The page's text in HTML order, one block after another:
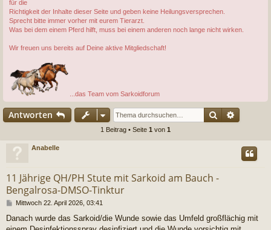
für die
Richtigkeit der Inhalte dieser Seite und geben keine Heilungsversprechen.
Sprecht bitte immer vorher mit eurem Tierarzt.
Was bei dem einem Pferd hilft, muss bei einem anderen noch lange nicht wirken.
Wir freuen uns bereits auf Deine aktive Mitgliedschaft!
...das Team vom Sarkoidforum
Antworten Suche
1 Beitrag • Seite 1 von 1
Anabelle
11 Jährige QH/PH Stute mit Sarkoid am Bauch -
Bengalrosa-DMSO-Tinktur
B
i
Mittwoch 22. April 2026, 03:41
Danach wurde das Sarkoid/die Wunde sowie das Umfeld großflächig mit